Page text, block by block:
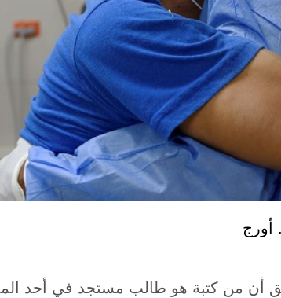
أورج
أن من كتبة هو طالب مستجد في أحد